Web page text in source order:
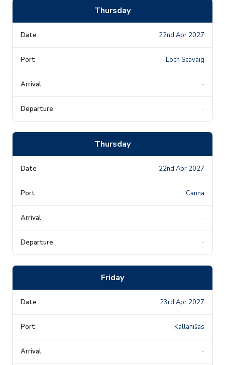
Thursday
22nd Apr 2027
Loch Scavaig
-
-
Thursday
22nd Apr 2027
Canna
-
-
Friday
23rd Apr 2027
Kallanišas
-